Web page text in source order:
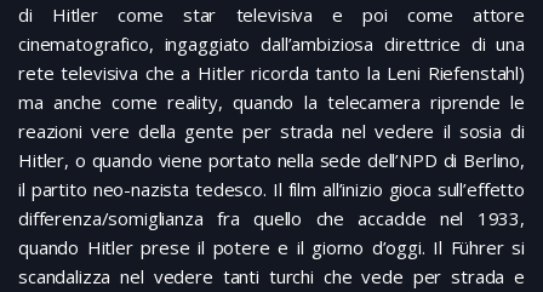
di Hitler come star televisiva e poi come attore
cinematografico, ingaggiato dall’ambiziosa direttrice di una
rete televisiva che a Hitler ricorda tanto la Leni Riefenstahl)
ma anche come reality, quando la telecamera riprende le
reazioni vere della gente per strada nel vedere il sosia di
Hitler, o quando viene portato nella sede dell’NPD di Berlino,
il partito neo-nazista tedesco. Il film all’inizio gioca sull’effetto
differenza/somiglianza fra quello che accadde nel 1933,
quando Hitler prese il potere e il giorno d’oggi. Il Führer si
scandalizza nel vedere tanti turchi che vede per strada e